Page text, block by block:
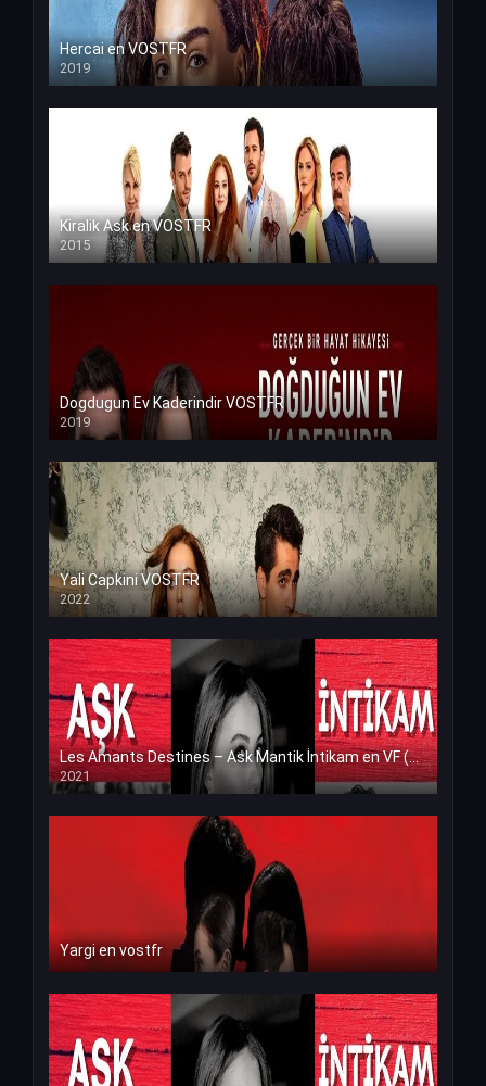
Hercai en VOSTFR
2019
Kiralik Ask en VOSTFR
2015
Dogdugun Ev Kaderindir VOSTFR
2019
Yali Capkini VOSTFR
2022
Les Amants Destines – Ask Mantik İntikam en VF (Voix Francaise)
2021
Yargi en vostfr